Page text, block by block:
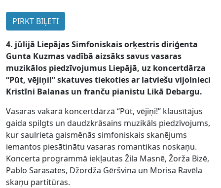
PIRKT BIĻETI
4. jūlijā Liepājas Simfoniskais orķestris diriģenta
Gunta Kuzmas vadībā aizsāks savus vasaras
muzikālos piedzīvojumus Liepājā, uz koncertdārza
“Pūt, vējiņi!” skatuves tiekoties ar latviešu vijolnieci
Kristīni Balanas un franču pianistu Likā Debargu.
Vasaras vakarā koncertdārzā “Pūt, vējiņi!” klausītājus
gaida spilgts un daudzkrāsains muzikāls piedzīvojums,
kur saulrieta gaismēnās simfoniskais skanējums
iemantos piesātinātu vasaras romantikas noskaņu.
Koncerta programmā iekļautas Žila Masnē, Žorža Bizē,
Pablo Sarasates, Džordža Gēršvina un Morisa Ravēla
skaņu partitūras.